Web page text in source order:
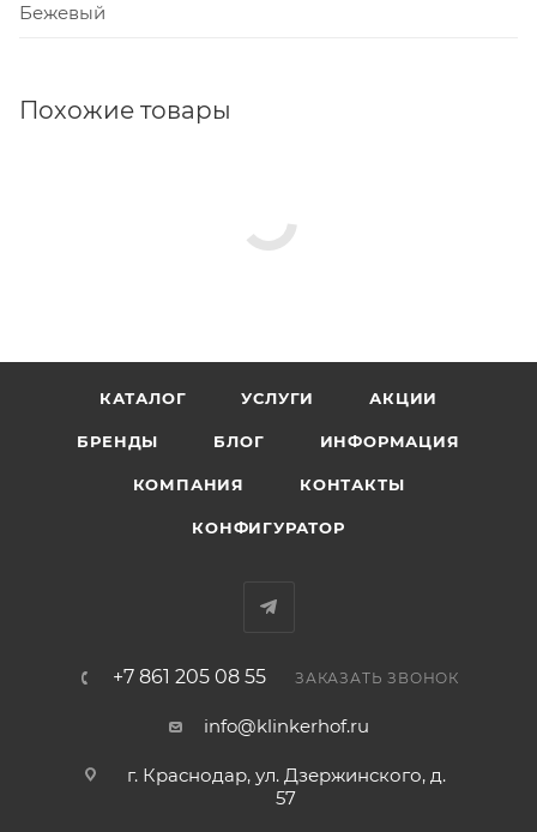
Бежевый
Похожие товары
КАТАЛОГ УСЛУГИ АКЦИИ
БРЕНДЫ БЛОГ ИНФОРМАЦИЯ
КОМПАНИЯ КОНТАКТЫ
КОНФИГУРАТОР
+7 861 205 08 55 ЗАКАЗАТЬ ЗВОНОК
info@klinkerhof.ru
г. Краснодар, ул. Дзержинского, д.
57